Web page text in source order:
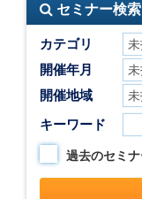
セミナー検索
カテゴリ
開催年月
開催地域
キーワード
過去のセミ